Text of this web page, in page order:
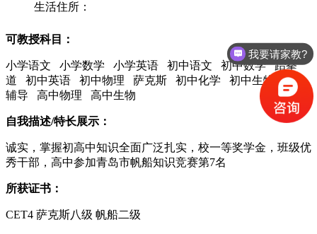
生活住所：
可教授科目：
小学语文 小学数学 小学英语 初中语文 初中数学 跆拳
道 初中英语 初中物理 萨克斯 初中化学 初中生物 中考
辅导 高中物理 高中生物
自我描述/特长展示：
诚实，掌握初高中知识全面广泛扎实，校一等奖学金，班级优
秀干部，高中参加青岛市帆船知识竞赛第7名
所获证书：
CET4 萨克斯八级 帆船二级
我要请家教?